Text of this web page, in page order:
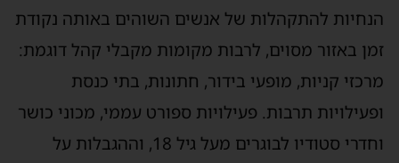
הנחיות להתקהלות של אנשים השוהים באותה נקודת
זמן באזור מסוים, לרבות מקומות מקבלי קהל דוגמת:
מרכזי קניות, מופעי בידור, חתונות, בתי כנסת
ופעילויות תרבות. פעילויות ספורט עממי, מכוני כושר
וחדרי סטודיו לבוגרים מעל גיל 18, וההגבלות על